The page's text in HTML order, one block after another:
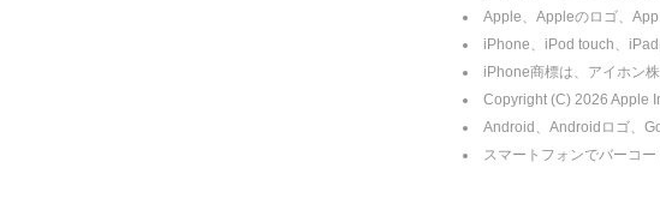
Apple、Appleのロゴ、
iPhone、iPod touch、
iPhone商標は、アイホン
Copyright (C) 2026 Apple
Android、Androidロゴ、
スマートフォンでバーコ